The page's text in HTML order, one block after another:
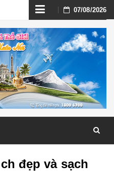
Skip
to
content
07/08/2026
đẹp và sạch